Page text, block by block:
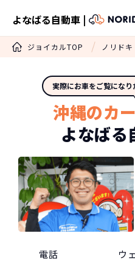
よなばる自動車 |
ジョイカルTOP ノリドキ
実際にお車をご覧になり
沖縄のカ
よなばる
電話 ウ